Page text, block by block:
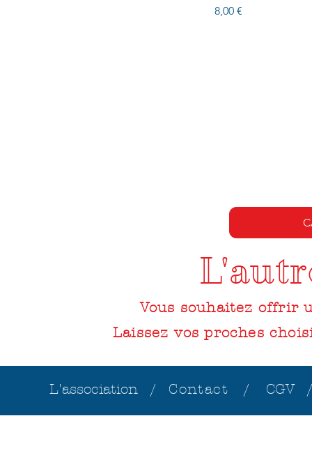
Prix
8,00 €
Vous souhaitez offrir
Laissez vos proches
L'association / Contact /